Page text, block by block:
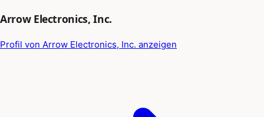
Arrow Electronics, Inc.
Profil von Arrow Electronics, Inc. anzeigen